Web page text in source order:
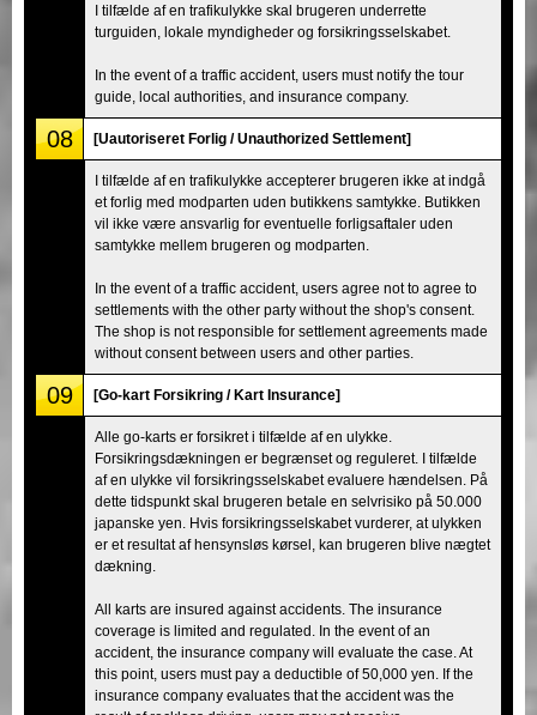
I tilfælde af en trafikulykke skal brugeren underrette
turguiden, lokale myndigheder og forsikringsselskabet.
In the event of a traffic accident, users must notify the tour
guide, local authorities, and insurance company.
08 [Uautoriseret Forlig / Unauthorized Settlement]
I tilfælde af en trafikulykke accepterer brugeren ikke at indgå
et forlig med modparten uden butikkens samtykke. Butikken
vil ikke være ansvarlig for eventuelle forligsaftaler uden
samtykke mellem brugeren og modparten.
In the event of a traffic accident, users agree not to agree to
settlements with the other party without the shop's consent.
The shop is not responsible for settlement agreements made
without consent between users and other parties.
09 [Go-kart Forsikring / Kart Insurance]
Alle go-karts er forsikret i tilfælde af en ulykke.
Forsikringsdækningen er begrænset og reguleret. I tilfælde
af en ulykke vil forsikringsselskabet evaluere hændelsen. På
dette tidspunkt skal brugeren betale en selvrisiko på 50.000
japanske yen. Hvis forsikringsselskabet vurderer, at ulykken
er et resultat af hensynsløs kørsel, kan brugeren blive nægtet
dækning.
All karts are insured against accidents. The insurance
coverage is limited and regulated. In the event of an
accident, the insurance company will evaluate the case. At
this point, users must pay a deductible of 50,000 yen. If the
insurance company evaluates that the accident was the